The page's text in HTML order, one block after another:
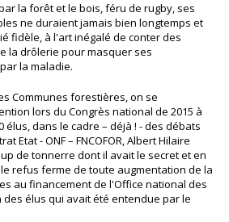
la forêt et le bois, féru de rugby, ses
ne duraient jamais bien longtemps et
fidèle, à l'art inégalé de conter des
la drôlerie pour masquer ses
la maladie.
Communes forestières, on se
lors du Congrès national de 2015 à
élus, dans le cadre – déjà ! - des débats
Etat - ONF – FNCOFOR, Albert Hilaire
de tonnerre dont il avait le secret et en
refus ferme de toute augmentation de la
au financement de l'Office national des
élus qui avait été entendue par le